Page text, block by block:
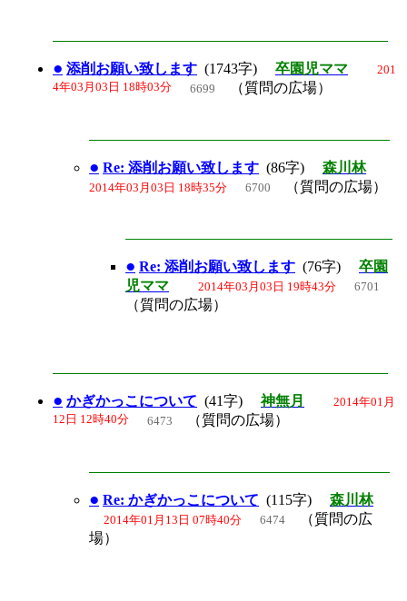
● 添削お願い致します (1743字) 卒園児ママ 201
4年03月03日 18時03分 6699 （質問の広場）
● Re: 添削お願い致します (86字) 森川林
2014年03月03日 18時35分 6700 （質問の広場）
● Re: 添削お願い致します (76字) 卒園
児ママ
2014年03月03日 19時43分 6701
（質問の広場）
● かぎかっこについて (41字)神無月 2014年01月
12日 12時40分 6473 （質問の広場）
● Re: かぎかっこについて (115字) 森川林
2014年01月13日 07時40分 6474 （質問の広
場）